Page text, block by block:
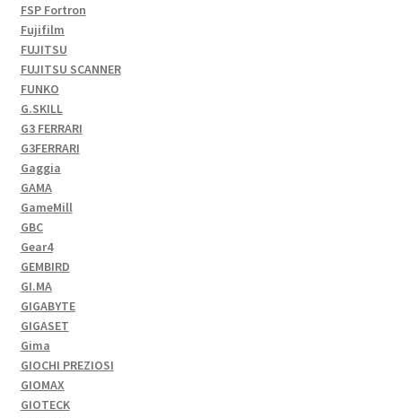
FSP Fortron
Fujifilm
FUJITSU
FUJITSU SCANNER
FUNKO
G.SKILL
G3 FERRARI
G3FERRARI
Gaggia
GAMA
GameMill
GBC
Gear4
GEMBIRD
GI.MA
GIGABYTE
GIGASET
Gima
GIOCHI PREZIOSI
GIOMAX
GIOTECK